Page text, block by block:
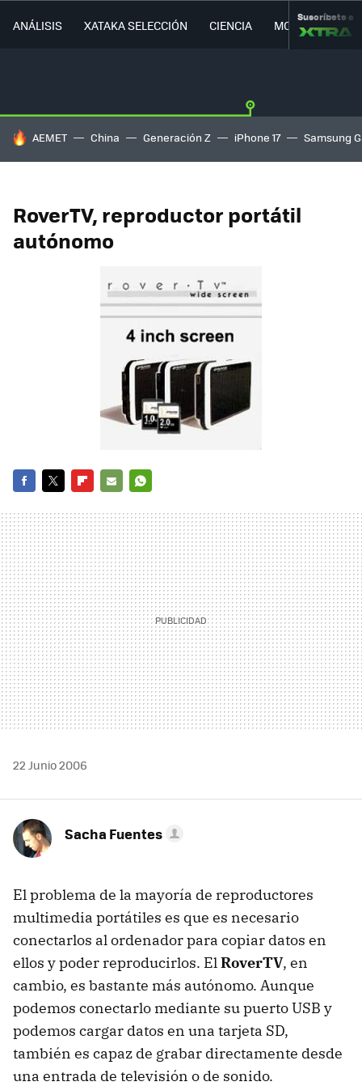
ANÁLISIS XATAKA SELECCIÓN CIENCIA MOVILIDAD
Suscríbete a
HOY SE HABLA DE
AEMET China Generación Z iPhone 17 Samsung
RoverTV, reproductor portátil
autónomo
MAIL
22 Junio 2006
Sacha Fuentes
El problema de la mayoría de reproductores
multimedia portátiles es que es necesario
conectarlos al ordenador para copiar datos en
ellos y poder reproducirlos. ElRoverTV, en
cambio, es bastante más autónomo. Aunque
podemos conectarlo mediante su puerto USB y
podemos cargar datos en una tarjeta SD,
también es capaz de grabar directamente desde
una entrada de televisión o de sonido.